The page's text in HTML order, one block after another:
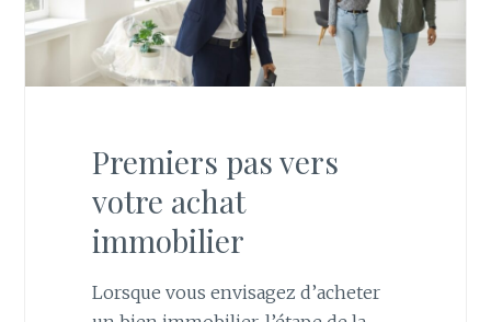
Premiers pas vers
votre achat
immobilier
Lorsque vous envisagez d’acheter